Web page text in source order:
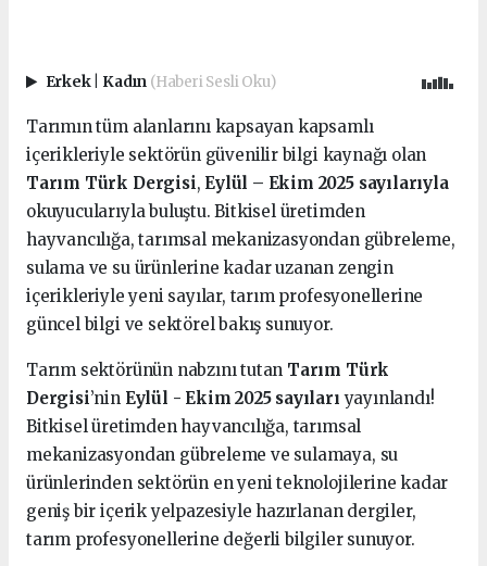
Erkek Kadın (Haberi Sesli Oku)
Tarımın tüm alanlarını kapsayan kapsamlı
içerikleriyle sektörün güvenilir bilgi kaynağı olan
Tarım Türk Dergisi, Eylül – Ekim 2025 sayılarıyla
okuyucularıyla buluştu. Bitkisel üretimden
hayvancılığa, tarımsal mekanizasyondan gübreleme,
sulama ve su ürünlerine kadar uzanan zengin
içerikleriyle yeni sayılar, tarım profesyonellerine
güncel bilgi ve sektörel bakış sunuyor.
Tarım sektörünün nabzını tutan Tarım Türk
Dergisi’nin Eylül - Ekim 2025 sayıları yayınlandı!
Bitkisel üretimden hayvancılığa, tarımsal
mekanizasyondan gübreleme ve sulamaya, su
ürünlerinden sektörün en yeni teknolojilerine kadar
geniş bir içerik yelpazesiyle hazırlanan dergiler,
tarım profesyonellerine değerli bilgiler sunuyor.